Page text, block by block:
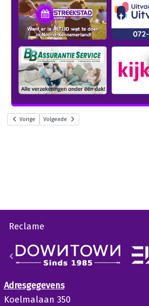
Vorige Volgende
Reclame
Adresgegevens
Koelmalaan 350